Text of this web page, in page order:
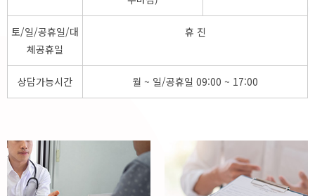
토/일/공휴일/대
체공휴일
휴 진
상담가능시간 월 ~ 일/공휴일 09:00 ~ 17:00